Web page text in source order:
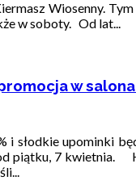
Wiosenny.
w soboty. Od lat...
w
i słodkie upominki
piątku, 7 kwietnia.